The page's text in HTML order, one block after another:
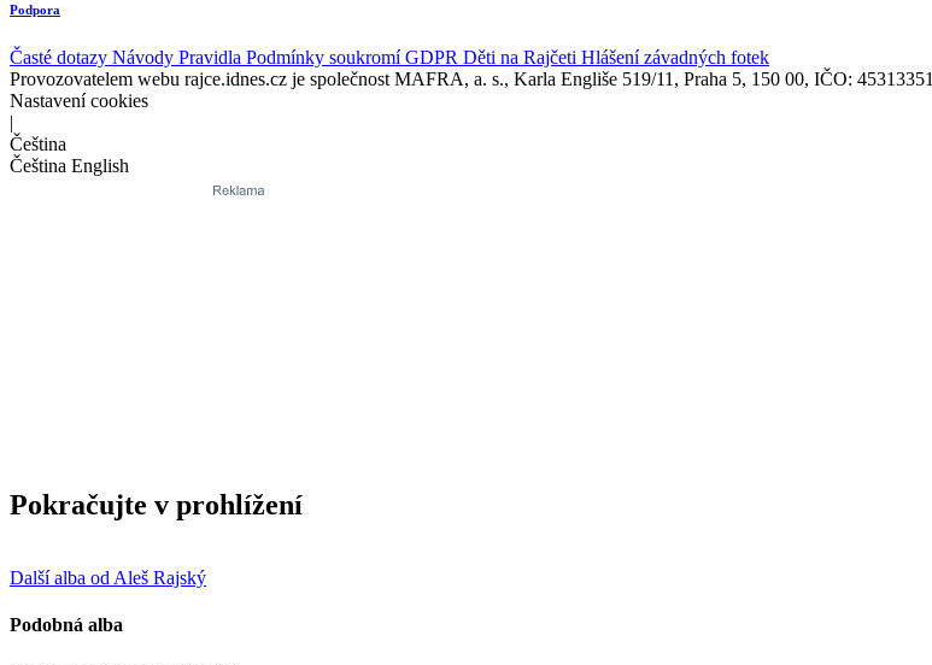
Podpora
Časté dotazy Návody Pravidla Podmínky soukromíGDPR Děti na Rajčeti Hlášení závadných fotek
Provozovatelem webu rajce.idnes.cz je společnost MAFRA, a. s., Karla Engliše 519/11, Praha 5, 150 00, IČO: 45313351
Nastavení cookies
|
Čeština
Čeština English
Pokračujte v prohlížení
Další alba od Aleš Rajský
Podobná alba